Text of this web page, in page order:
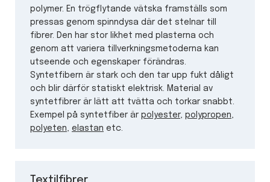
polymer. En trögflytande vätska framställs som
pressas genom spinndysa där det stelnar till
fibrer. Den har stor likhet med plasterna och
genom att variera tillverkningsmetoderna kan
utseende och egenskaper förändras.
Syntetfibern är stark och den tar upp fukt dåligt
och blir därför statiskt elektrisk. Material av
syntetfibrer är lätt att tvätta och torkar snabbt.
Exempel på syntetfiber är polyester, polypropen,
polyeten, elastan etc.